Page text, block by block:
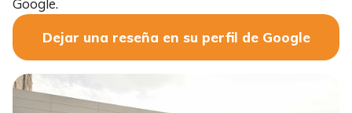
Google.
Dejar una reseña en su perfil de Google